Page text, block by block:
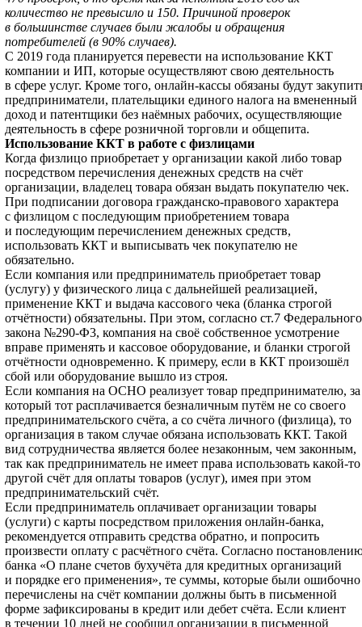
количество не превысило и 150. Причиной проверок
в большинстве случаев были жалобы и обращения
потребителей (в 90% случаев).
С 2019 года планируется перевести на использование ККТ
компании и ИП, которые осуществляют свою деятельность
в сфере услуг. Кроме того, онлайн-кассы обязаны будут
предприниматели, плательщики единого налога на вмененный
доход и патентщики без наёмных рабочих, осуществляющие
деятельность в сфере розничной торговли и общепита.
Использование ККТ в работе с физлицами
Когда физлицо приобретает у организации какой либо товар
посредством перечисления денежных средств на счёт
организации, владелец товара обязан выдать покупателю чек.
При подписании договора гражданско-правового характера
с физлицом с последующим приобретением товара
и последующим перечислением денежных средств,
использовать ККТ и выписывать чек покупателю не
обязательно.
Если компания или предприниматель приобретает товар
(услугу) у физического лица с дальнейшей реализацией,
применение ККТ и выдача кассового чека (бланка строгой
отчётности) обязательны. При этом, согласно ст.7 Федерального
закона №290-Ф3, компания на своё собственное усмотрение
вправе применять и кассовое оборудование, и бланки строгой
отчётности одновременно. К примеру, если в ККТ произошёл
сбой или оборудование вышло из строя.
Если компания на ОСНО реализует товар предпринимателю, за
который тот расплачивается безналичным путём не со своего
предпринимательского счёта, а со счёта личного (физлица), то
организация в таком случае обязана использовать ККТ. Такой
вид сотрудничества является более незаконным, чем законным,
так как предприниматель не имеет права использовать какой-то
другой счёт для оплаты товаров (услуг), имея при этом
предпринимательский счёт.
Если предприниматель оплачивает организации товары
(услуги) с карты посредством приложения онлайн-банка,
рекомендуется отправить средства обратно, и попросить
произвести оплату с расчётного счёта. Согласно
банка «О плане счетов бухучёта для кредитных организаций
и порядке его применения», те суммы, которые были ошибочно
перечислены на счёт компании должны быть в письменной
форме зафиксированы в кредит или дебет счёта. Если клиент
в течении 10 дней не сообщил организации в письменной